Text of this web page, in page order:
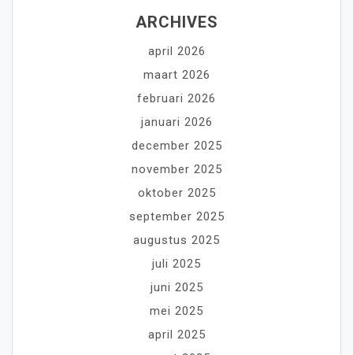
ARCHIVES
april 2026
maart 2026
februari 2026
januari 2026
december 2025
november 2025
oktober 2025
september 2025
augustus 2025
juli 2025
juni 2025
mei 2025
april 2025